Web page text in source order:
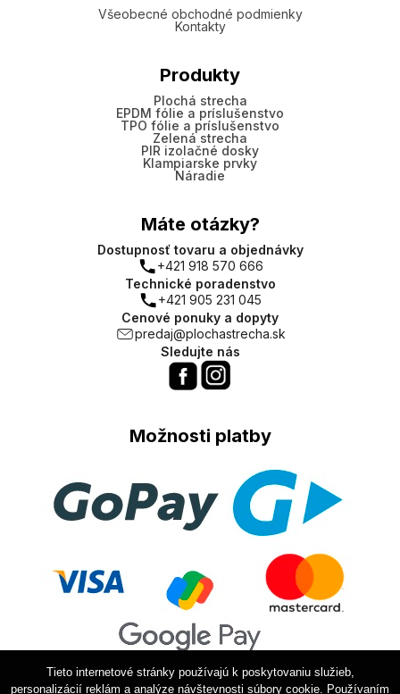
Všeobecné obchodné podmienky
Kontakty
Produkty
Plochá strecha
EPDM fólie a príslušenstvo
TPO fólie a príslušenstvo
Zelená strecha
PIR izolačné dosky
Klampiarske prvky
Náradie
Máte otázky?
Dostupnosť tovaru a objednávky
+421 918 570 666
Technické poradenstvo
+421 905 231 045
Cenové ponuky a dopyty
predaj@plochastrecha.sk
Sledujte nás
Možnosti platby
Tieto internetové stránky používajú k poskytovaniu služieb,
personalizácií reklám a analýze návštevnosti súbory cookie. Používaním